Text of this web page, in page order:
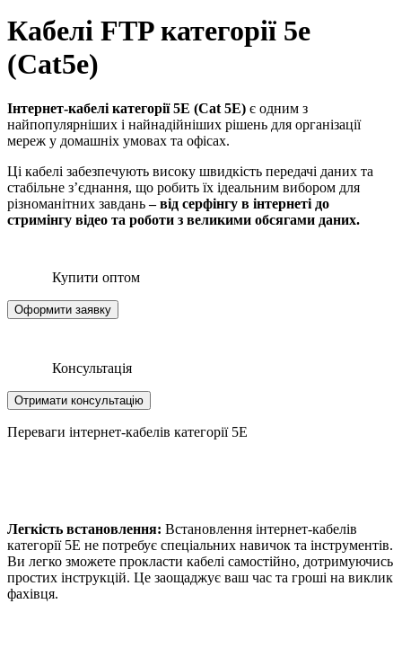
Кабелі FTP категорії 5e
(Cat5e)
Інтернет-кабелі категорії 5E (Cat 5E) є одним з
найпопулярніших і найнадійніших рішень для організації
мереж у домашніх умовах та офісах.
Ці кабелі забезпечують високу швидкість передачі даних та
стабільне з’єднання, що робить їх ідеальним вибором для
різноманітних завдань– від серфінгу в інтернеті до
стримінгу відео та роботи з великими обсягами даних.
Купити оптом
Оформити заявку
Консультація
Отримати консультацію
Переваги інтернет-кабелів категорії 5E
Легкість встановлення: Встановлення інтернет-кабелів
категорії 5E не потребує спеціальних навичок та інструментів.
Ви легко зможете прокласти кабелі самостійно, дотримуючись
простих інструкцій. Це заощаджує ваш час та гроші на виклик
фахівця.